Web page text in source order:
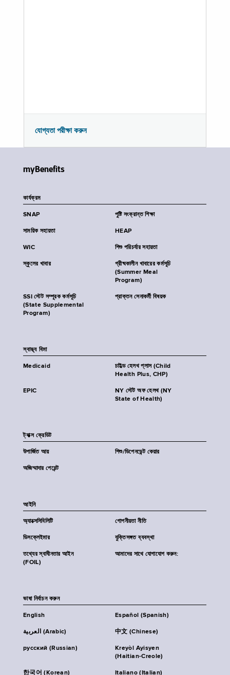
যোগ্যতা পরীক্ষা করুন
myBenefits
কার্যক্রম
SNAP পুষ্টি সংক্রান্ত শিক্ষা
সাময়িক সহায়তা HEAP
WIC শিশু পরিচর্যার সহায়তা
স্কুলের খাবার
গ্রীষ্মকালীন খাবারের কর্মসূচি
(Summer Meal
Program)
SSI স্টেট সম্পূরক কর্মসূচি
(State Supplemental
Program)
প্রাক্তন সেনাকর্মী বিষয়ক
স্বাস্থ্য বিমা
Medicaid
চাইল্ড হেলথ প্লাস (Child
Health Plus, CHP)
EPIC
NY স্টেট অফ হেলথ (NY
State of Health)
ট্যাক্স ক্রেডিট
উপার্জিত আয় শিশু/ডিপেনডেন্ট কেয়ার
অজিম্মাদার পেরেন্ট
আইনি
অ্যাক্সেসিবিলিটি গোপনীয়তা নীতি
ডিসক্লেইমার যুক্তিসঙ্গত ব্যবস্থা
তথ্যের স্বাধীনতার আইন
(FOIL)
আমাদের সাথে যোগাযোগ করুন:
ভাষা নির্বাচন করুন
English Español (Spanish)
العربية (Arabic) 中文 (Chinese)
русский (Russian)
Kreyòl Ayisyen
(Haitian-Creole)
한국어 (Korean) Italiano (Italian)